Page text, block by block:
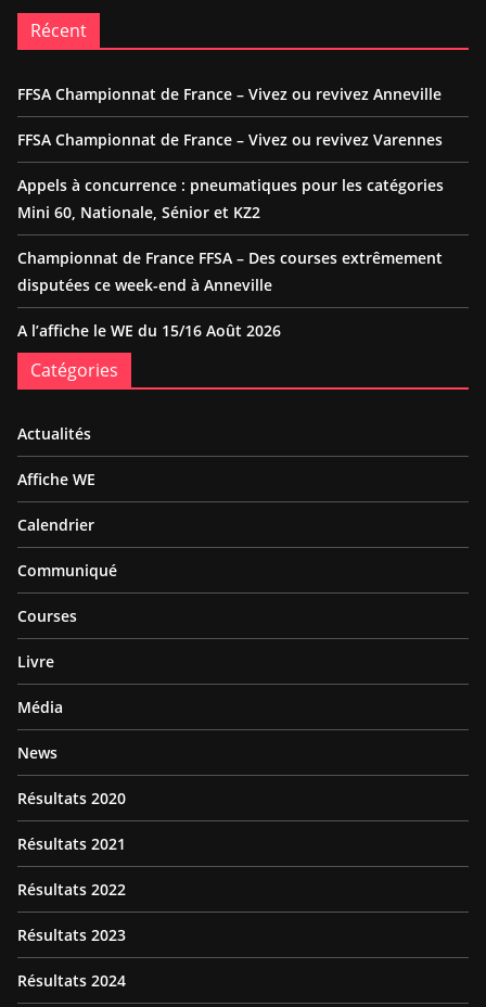
Récent
FFSA Championnat de France – Vivez ou revivez Anneville
FFSA Championnat de France – Vivez ou revivez Varennes
Appels à concurrence : pneumatiques pour les catégories
Mini 60, Nationale, Sénior et KZ2
Championnat de France FFSA – Des courses extrêmement
disputées ce week-end à Anneville
A l’affiche le WE du 15/16 Août 2026
Catégories
Actualités
Affiche WE
Calendrier
Communiqué
Courses
Livre
Média
News
Résultats 2020
Résultats 2021
Résultats 2022
Résultats 2023
Résultats 2024